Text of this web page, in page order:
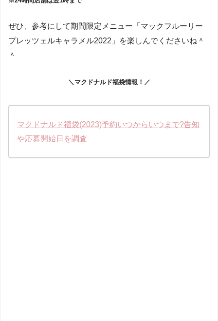
ぜひ、参考にして期間限定メニュー「マックフルーリー
プレッツェルキャラメル2022」を楽しんでくださいね＾
＾
＼マクドナルド福袋情報！／
マクドナルド福袋(2023)予約いつからいつまで?告知
や応募開始日を調査